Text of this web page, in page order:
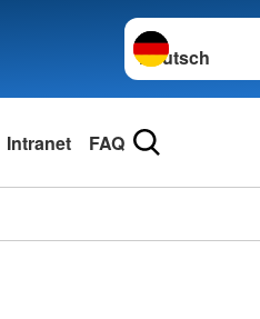
Sprache
Intranet FAQ